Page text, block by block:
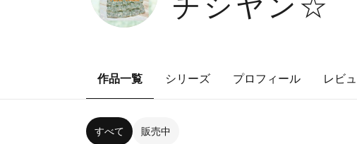
チシヤン☆
作品一覧 シリーズ プロフィール レビ
すべて 販売中